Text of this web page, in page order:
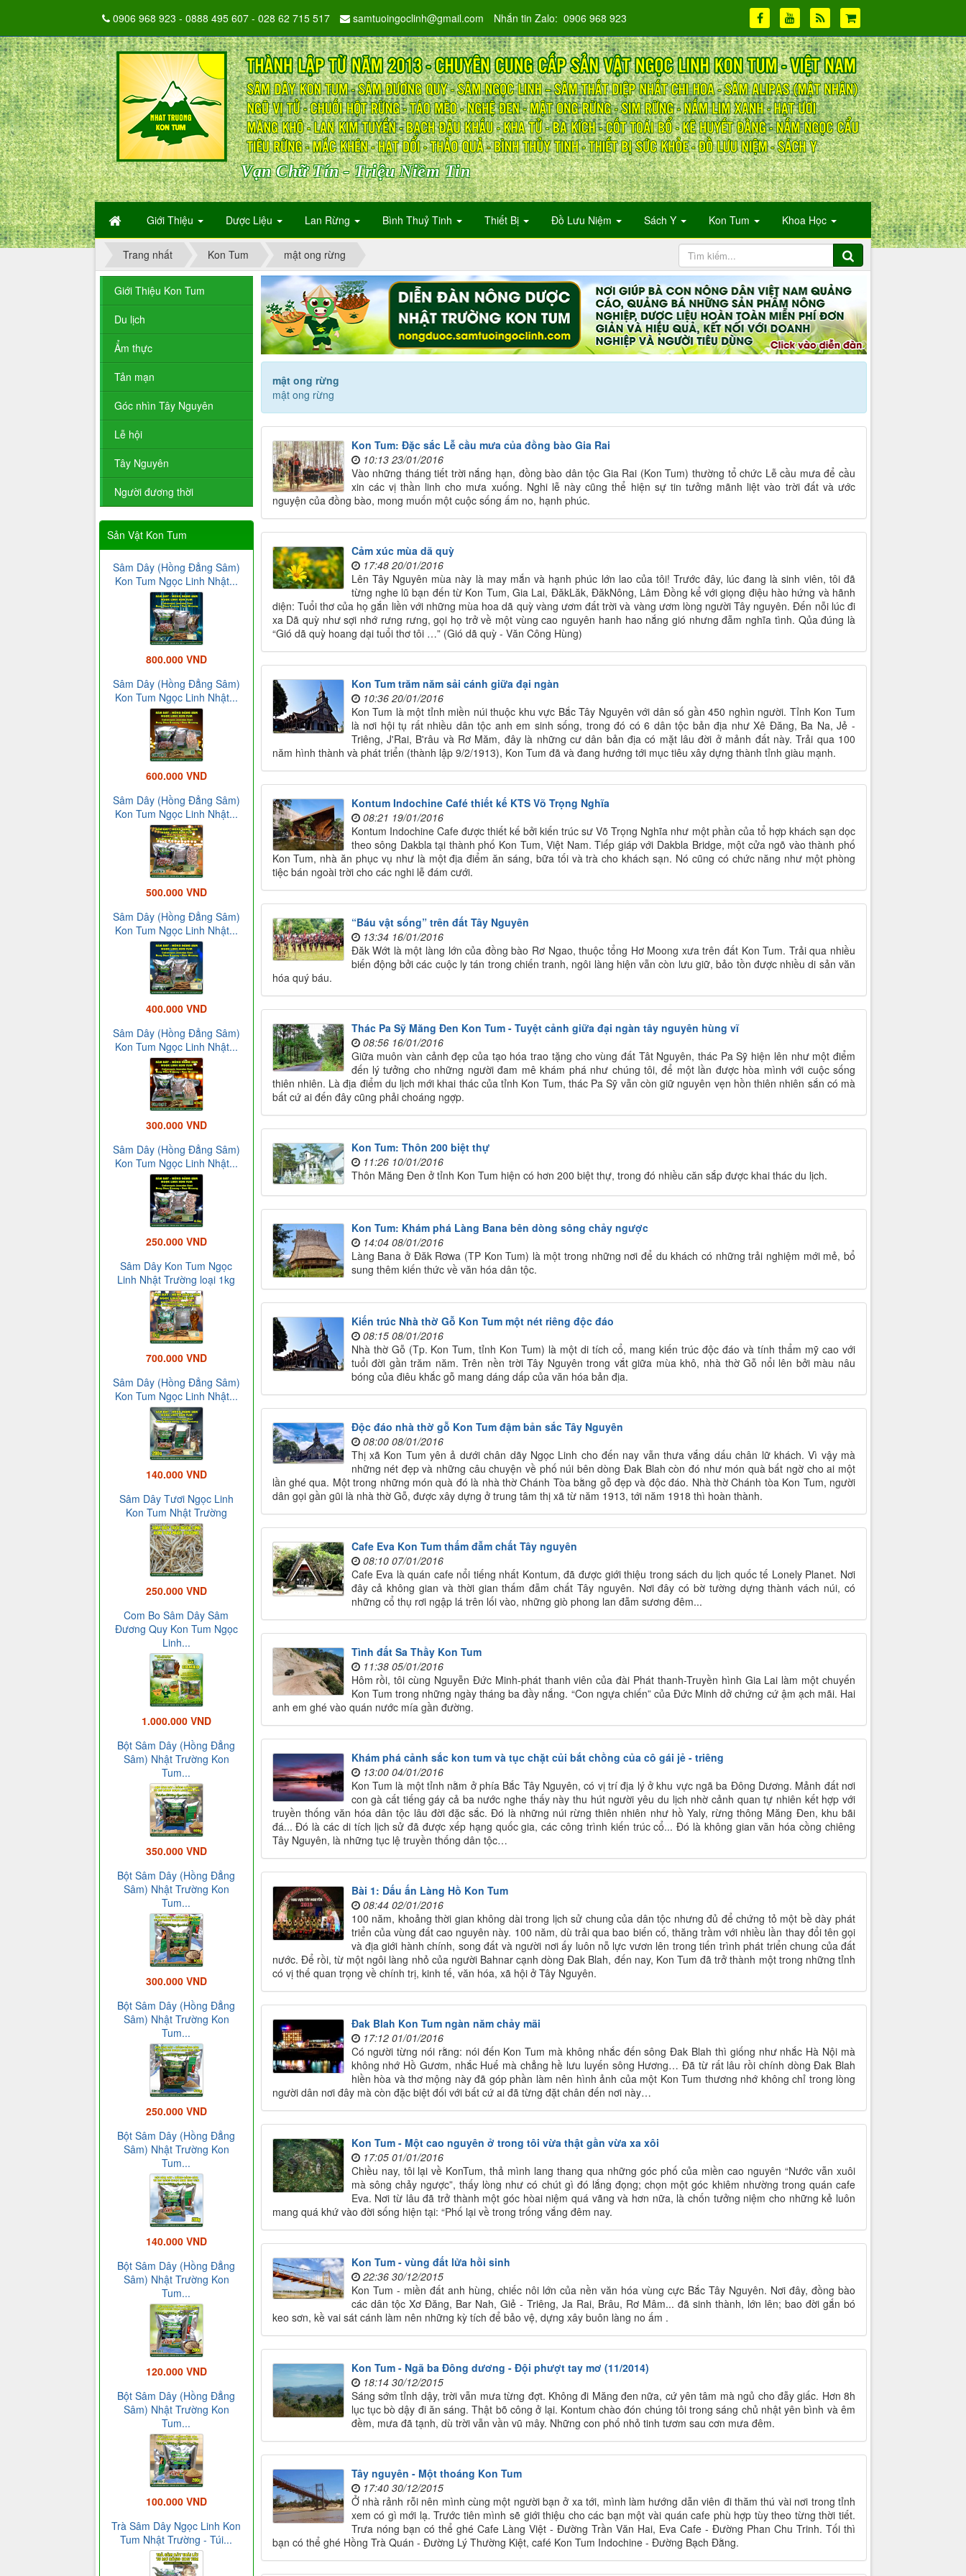
Vạn Chữ Tín - Triệu Niềm Tin
Giới Thiệu Dược Liệu Lan Rừng Bình Thuỷ Tinh Thiết Bị Đồ Lưu Niệm Sách Y Kon Tum Khoa Học
0906 968 923 - 0888 495 607 - 028 62 715 517 samtuoingoclinh@gmail.com Nhắn tin Zalo: 0906 968 923
Trang nhất Kon Tum mật ong rừng
mật ong rừng
mật ong rừng
Kon Tum: Đặc sắc Lễ cầu mưa của đồng bào Gia Rai
10:13 23/01/2016
Vào những tháng tiết trời nắng hạn, đồng bào dân tộc Gia Rai (Kon Tum) thường tổ chức Lễ cầu mưa để cầu
xin các vị thần linh cho mưa xuống. Nghi lễ này cũng thể hiện sự tin tưởng mãnh liệt vào trời đất và ước
nguyện của đồng bào, mong muốn một cuộc sống ấm no, hạnh phúc.
Cảm xúc mùa dã quỳ
17:48 20/01/2016
Lên Tây Nguyên mùa này là may mắn và hạnh phúc lớn lao của tôi! Trước đây, lúc đang là sinh viên, tôi đã
từng nghe lũ bạn đến từ Kon Tum, Gia Lai, ĐăkLăk, ĐăkNông, Lâm Đồng kể với giọng điệu hào hứng và hãnh
diện: Tuổi thơ của họ gắn liền với những mùa hoa dã quỳ vàng ươm đất trời và vàng ươm lòng người Tây nguyên. Đến nỗi lúc đi
xa Dã quỳ như sợi nhớ rưng rưng, gọi họ trở về một vùng cao nguyên hanh hao nắng gió nhưng đẫm nghĩa tình. Qủa đúng là
“Gió dã quỳ hoang dại tuổi thơ tôi …” (Gió dã quỳ - Văn Công Hùng)
Kon Tum trăm năm sải cánh giữa đại ngàn
10:36 20/01/2016
Kon Tum là một tỉnh miền núi thuộc khu vực Bắc Tây Nguyên với dân số gần 450 nghìn người. Tỉnh Kon Tum
là nơi hội tụ rất nhiều dân tộc anh em sinh sống, trong đó có 6 dân tộc bản địa như Xê Đăng, Ba Na, Jẻ -
Triêng, J'Rai, B'râu và Rơ Măm, đây là những cư dân bản địa có mặt lâu đời ở mảnh đất này. Trải qua 100
năm hình thành và phát triển (thành lập 9/2/1913), Kon Tum đã và đang hướng tới mục tiêu xây dựng thành tỉnh giàu mạnh.
Kontum Indochine Café thiết kế KTS Võ Trọng Nghĩa
08:21 19/01/2016
Kontum Indochine Cafe được thiết kế bởi kiến trúc sư Võ Trọng Nghĩa như một phần của tổ hợp khách sạn dọc
theo sông Dakbla tại thành phố Kon Tum, Việt Nam. Tiếp giáp với Dakbla Bridge, một cửa ngõ vào thành phố
Kon Tum, nhà ăn phục vụ như là một địa điểm ăn sáng, bữa tối và trà cho khách sạn. Nó cũng có chức năng như một phòng
tiệc bán ngoài trời cho các nghi lễ đám cưới.
“Báu vật sống” trên đất Tây Nguyên
13:34 16/01/2016
Đăk Wớt là một làng lớn của đồng bào Rơ Ngao, thuộc tổng Hơ Moong xưa trên đất Kon Tum. Trải qua nhiều
biến động bởi các cuộc ly tán trong chiến tranh, ngôi làng hiện vẫn còn lưu giữ, bảo tồn được nhiều di sản văn
hóa quý báu.
Thác Pa Sỹ Măng Đen Kon Tum - Tuyệt cảnh giữa đại ngàn tây nguyên hùng vĩ
08:56 16/01/2016
Giữa muôn vàn cảnh đẹp của tạo hóa trao tặng cho vùng đất Tât Nguyên, thác Pa Sỹ hiện lên như một điểm
đến lý tưởng cho những người đam mê khám phá như chúng tôi, để một lần được hòa mình với cuộc sống
thiên nhiên. Là địa điểm du lịch mới khai thác của tỉnh Kon Tum, thác Pa Sỹ vẫn còn giữ nguyên vẹn hồn thiên nhiên sắn có mà
bất cứ ai đến đây cũng phải choáng ngợp.
Kon Tum: Thôn 200 biệt thự
11:26 10/01/2016
Thôn Măng Đen ở tỉnh Kon Tum hiện có hơn 200 biệt thự, trong đó nhiều căn sắp được khai thác du lịch.
Kon Tum: Khám phá Làng Bana bên dòng sông chảy ngược
14:04 08/01/2016
Làng Bana ở Đăk Rơwa (TP Kon Tum) là một trong những nơi để du khách có những trải nghiệm mới mẻ, bổ
sung thêm kiến thức về văn hóa dân tộc.
Kiến trúc Nhà thờ Gỗ Kon Tum một nét riêng độc đáo
08:15 08/01/2016
Nhà thờ Gỗ (Tp. Kon Tum, tỉnh Kon Tum) là một di tích cổ, mang kiến trúc độc đáo và tính thẩm mỹ cao với
tuổi đời gần trăm năm. Trên nền trời Tây Nguyên trong vắt giữa mùa khô, nhà thờ Gỗ nổi lên bởi màu nâu
bóng của điêu khắc gỗ mang dáng dấp của văn hóa bản địa.
Độc đáo nhà thờ gỗ Kon Tum đậm bản sắc Tây Nguyên
08:00 08/01/2016
Thị xã Kon Tum yên ả dưới chân dãy Ngọc Linh cho đến nay vẫn thưa vắng dấu chân lữ khách. Vì vậy mà
những nét đẹp và những câu chuyện về phố núi bên dòng Đak Blah còn đó như món quà bất ngờ cho ai một
lần ghé qua. Một trong những món quà đó là nhà thờ Chánh Tòa bằng gỗ đẹp và độc đáo. Nhà thờ Chánh tòa Kon Tum, người
dân gọi gần gũi là nhà thờ Gỗ, được xây dựng ở trung tâm thị xã từ năm 1913, tới năm 1918 thì hoàn thành.
Cafe Eva Kon Tum thấm đẫm chất Tây nguyên
08:10 07/01/2016
Cafe Eva là quán cafe nổi tiếng nhất Kontum, đã được giới thiệu trong sách du lịch quốc tế Lonely Planet. Nơi
đây cả không gian và thời gian thấm đẫm chất Tây nguyên. Nơi đây có bờ tường dựng thành vách núi, có
những cổ thụ rơi ngập lá trên lối vào, những giò phong lan đẫm sương đêm...
Tình đất Sa Thầy Kon Tum
11:38 05/01/2016
Hôm rồi, tôi cùng Nguyễn Đức Minh-phát thanh viên của đài Phát thanh-Truyền hình Gia Lai làm một chuyến
Kon Tum trong những ngày tháng ba đầy nắng. “Con ngựa chiến” của Đức Minh dở chứng cứ ậm ạch mãi. Hai
anh em ghé vào quán nước mía gần đường.
Khám phá cảnh sắc kon tum và tục chặt củi bắt chồng của cô gái jẻ - triêng
13:00 04/01/2016
Kon Tum là một tỉnh nằm ở phía Bắc Tây Nguyên, có vị trí địa lý ở khu vực ngã ba Đông Dương. Mảnh đất nơi
con gà cất tiếng gáy cả ba nước nghe thấy này thu hút người yêu du lịch nhờ cảnh quan tự nhiên kết hợp với
truyền thống văn hóa dân tộc lâu đời đặc sắc. Đó là những núi rừng thiên nhiên như hồ Yaly, rừng thông Măng Đen, khu bãi
đá... Đó là các di tích lịch sử đã được xếp hạng quốc gia, các công trình kiến trúc cổ... Đó là không gian văn hóa cồng chiêng
Tây Nguyên, là những tục lệ truyền thống dân tộc…
Bài 1: Dấu ấn Làng Hồ Kon Tum
08:44 02/01/2016
100 năm, khoảng thời gian không dài trong lịch sử chung của dân tộc nhưng đủ để chứng tỏ một bề dày phát
triển của vùng đất cao nguyên này. 100 năm, dù trải qua bao biến cố, thăng trầm với nhiều lần thay đổi tên gọi
và địa giới hành chính, song đất và người nơi ấy luôn nỗ lực vươn lên trong tiến trình phát triển chung của đất
nước. Để rồi, từ một ngôi làng nhỏ của người Bahnar cạnh dòng Đak Blah, đến nay, Kon Tum đã trở thành một trong những tỉnh
có vị thế quan trọng về chính trị, kinh tế, văn hóa, xã hội ở Tây Nguyên.
Đak Blah Kon Tum ngàn năm chảy mãi
17:12 01/01/2016
Có người từng nói rằng: nói đến Kon Tum mà không nhắc đến sông Đak Blah thì giống như nhắc Hà Nội mà
không nhớ Hồ Gươm, nhắc Huế mà chẳng hề lưu luyến sông Hương… Đã từ rất lâu rồi chính dòng Đak Blah
hiền hòa và thơ mộng này đã góp phần làm nên hình ảnh của một Kon Tum thương nhớ không chỉ trong lòng
người dân nơi đây mà còn đặc biệt đối với bất cứ ai đã từng đặt chân đến nơi này…
Kon Tum - Một cao nguyên ở trong tôi vừa thật gần vừa xa xôi
17:05 01/01/2016
Chiều nay, tôi lại về KonTum, thả mình lang thang qua những góc phố của miền cao nguyên “Nước vẫn xuôi
mà sông chảy ngược”, thấy lòng như có chút gì đó lắng đọng; chọn một góc khiêm nhường trong quán cafe
Eva. Nơi từ lâu đã trở thành một góc hòai niệm quá vãng và hơn nữa, là chốn tưởng niệm cho những kẻ luôn
mang quá khứ vào đời sống hiện tại: “Phố lại về trong trống vắng đêm nay.
Kon Tum - vùng đất lửa hồi sinh
22:36 30/12/2015
Kon Tum - miền đất anh hùng, chiếc nôi lớn của nền văn hóa vùng cực Bắc Tây Nguyên. Nơi đây, đồng bào
các dân tộc Xơ Đăng, Bar Nah, Giẻ - Triêng, Ja Rai, Brâu, Rơ Mâm... đã sinh thành, lớn lên; bao đời gắn bó
keo sơn, kề vai sát cánh làm nên những kỳ tích để bảo vệ, dựng xây buôn làng no ấm .
Kon Tum - Ngã ba Đông dương - Đội phượt tay mơ (11/2014)
18:14 30/12/2015
Sáng sớm tỉnh dậy, trời vẫn mưa từng đợt. Không đi Măng đen nữa, cứ yên tâm mà ngủ cho đẫy giấc. Hơn 8h
lục tục bò dậy đi ăn sáng. Thật bõ công ở lại. Kontum chào đón chúng tôi trong sáng chủ nhật yên bình và êm
đềm, mưa đã tạnh, dù trời vẫn vần vũ mây. Những con phố nhỏ tinh tươm sau cơn mưa đêm.
Tây nguyên - Một thoáng Kon Tum
17:40 30/12/2015
Ở nhà rảnh rỗi nên mình cùng một người bạn ở xa tới, mình làm hướng dẫn viên đi thăm thú vài nơi trong tỉnh
xem có gì mới lạ. Trước tiên mình sẽ giới thiệu cho các bạn một vài quán cafe phù hợp tùy theo từng thời tiết.
Trưa nóng bạn có thể ghé Cafe Làng Việt - Đường Trần Văn Hai, Eva Cafe - Đường Phan Chu Trinh. Tối thì
bạn có thể ghé Hồng Trà Quán - Đường Lý Thường Kiệt, café Kon Tum Indochine - Đường Bạch Đằng.
Giới Thiệu Kon Tum
Du lịch
Ẩm thực
Tản mạn
Góc nhìn Tây Nguyên
Lễ hội
Tây Nguyên
Người đương thời
Sản Vật Kon Tum
Sâm Dây (Hồng Đẳng Sâm)
Kon Tum Ngọc Linh Nhật...
800.000 VND
Sâm Dây (Hồng Đẳng Sâm)
Kon Tum Ngọc Linh Nhật...
600.000 VND
Sâm Dây (Hồng Đẳng Sâm)
Kon Tum Ngọc Linh Nhật...
500.000 VND
Sâm Dây (Hồng Đẳng Sâm)
Kon Tum Ngọc Linh Nhật...
400.000 VND
Sâm Dây (Hồng Đẳng Sâm)
Kon Tum Ngọc Linh Nhật...
300.000 VND
Sâm Dây (Hồng Đẳng Sâm)
Kon Tum Ngọc Linh Nhật...
250.000 VND
Sâm Dây Kon Tum Ngọc
Linh Nhật Trường loại 1kg
700.000 VND
Sâm Dây (Hồng Đẳng Sâm)
Kon Tum Ngọc Linh Nhật...
140.000 VND
Sâm Dây Tươi Ngọc Linh
Kon Tum Nhật Trường
250.000 VND
Com Bo Sâm Dây Sâm
Đương Quy Kon Tum Ngọc
Linh...
1.000.000 VND
Bột Sâm Dây (Hồng Đẳng
Sâm) Nhật Trường Kon
Tum...
350.000 VND
Bột Sâm Dây (Hồng Đẳng
Sâm) Nhật Trường Kon
Tum...
300.000 VND
Bột Sâm Dây (Hồng Đẳng
Sâm) Nhật Trường Kon
Tum...
250.000 VND
Bột Sâm Dây (Hồng Đẳng
Sâm) Nhật Trường Kon
Tum...
140.000 VND
Bột Sâm Dây (Hồng Đẳng
Sâm) Nhật Trường Kon
Tum...
120.000 VND
Bột Sâm Dây (Hồng Đẳng
Sâm) Nhật Trường Kon
Tum...
100.000 VND
Trà Sâm Dây Ngọc Linh Kon
Tum Nhật Trường - Túi...